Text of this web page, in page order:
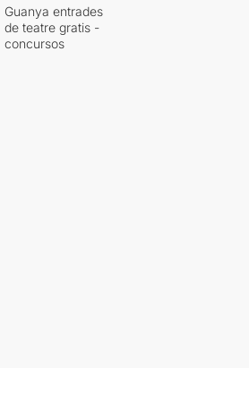
Guanya entrades
de teatre gratis -
concursos